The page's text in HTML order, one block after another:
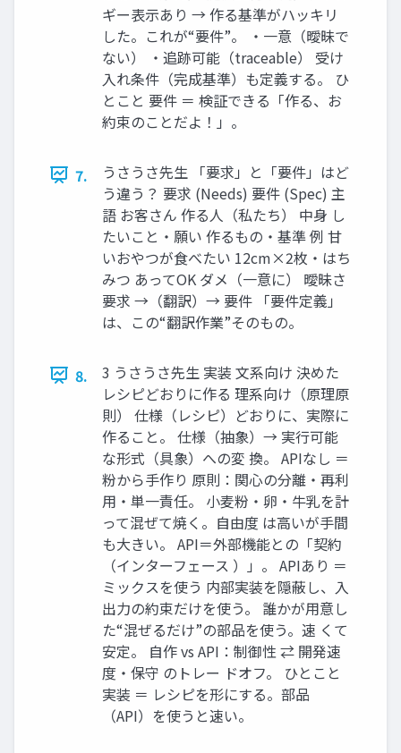
ギー表示あり → 作る基準がハッキリ
した。これが“要件”。 ・一意（曖昧で
ない） ・追跡可能（traceable） 受け
入れ条件（完成基準）も定義する。 ひ
とこと 要件 ＝ 検証できる「作る、お
約束のことだよ！」。
7.
うさうさ先生 「要求」と「要件」はど
う違う？ 要求 (Needs) 要件 (Spec) 主
語 お客さん 作る人（私たち） 中身 し
たいこと・願い 作るもの・基準 例 甘
いおやつが食べたい 12cm×2枚・はち
みつ あってOK ダメ（一意に） 曖昧さ
要求 →（翻訳）→ 要件 「要件定義」
は、この“翻訳作業”そのもの。
8.
3 うさうさ先生 実装 文系向け 決めた
レシピどおりに作る 理系向け（原理原
則） 仕様（レシピ）どおりに、実際に
作ること。 仕様（抽象）→ 実行可能
な形式（具象）への変 換。 APIなし ＝
粉から手作り 原則：関心の分離・再利
用・単一責任。 小麦粉・卵・牛乳を計
って混ぜて焼く。自由度 は高いが手間
も大きい。 API＝外部機能との「契約
（インターフェース ）」。 APIあり ＝
ミックスを使う 内部実装を隠蔽し、入
出力の約束だけを使う。 誰かが用意し
た“混ぜるだけ”の部品を使う。速 くて
安定。 自作 vs API：制御性 ⇄ 開発速
度・保守 のトレー ドオフ。 ひとこと
実装 ＝ レシピを形にする。部品
（API）を使うと速い。